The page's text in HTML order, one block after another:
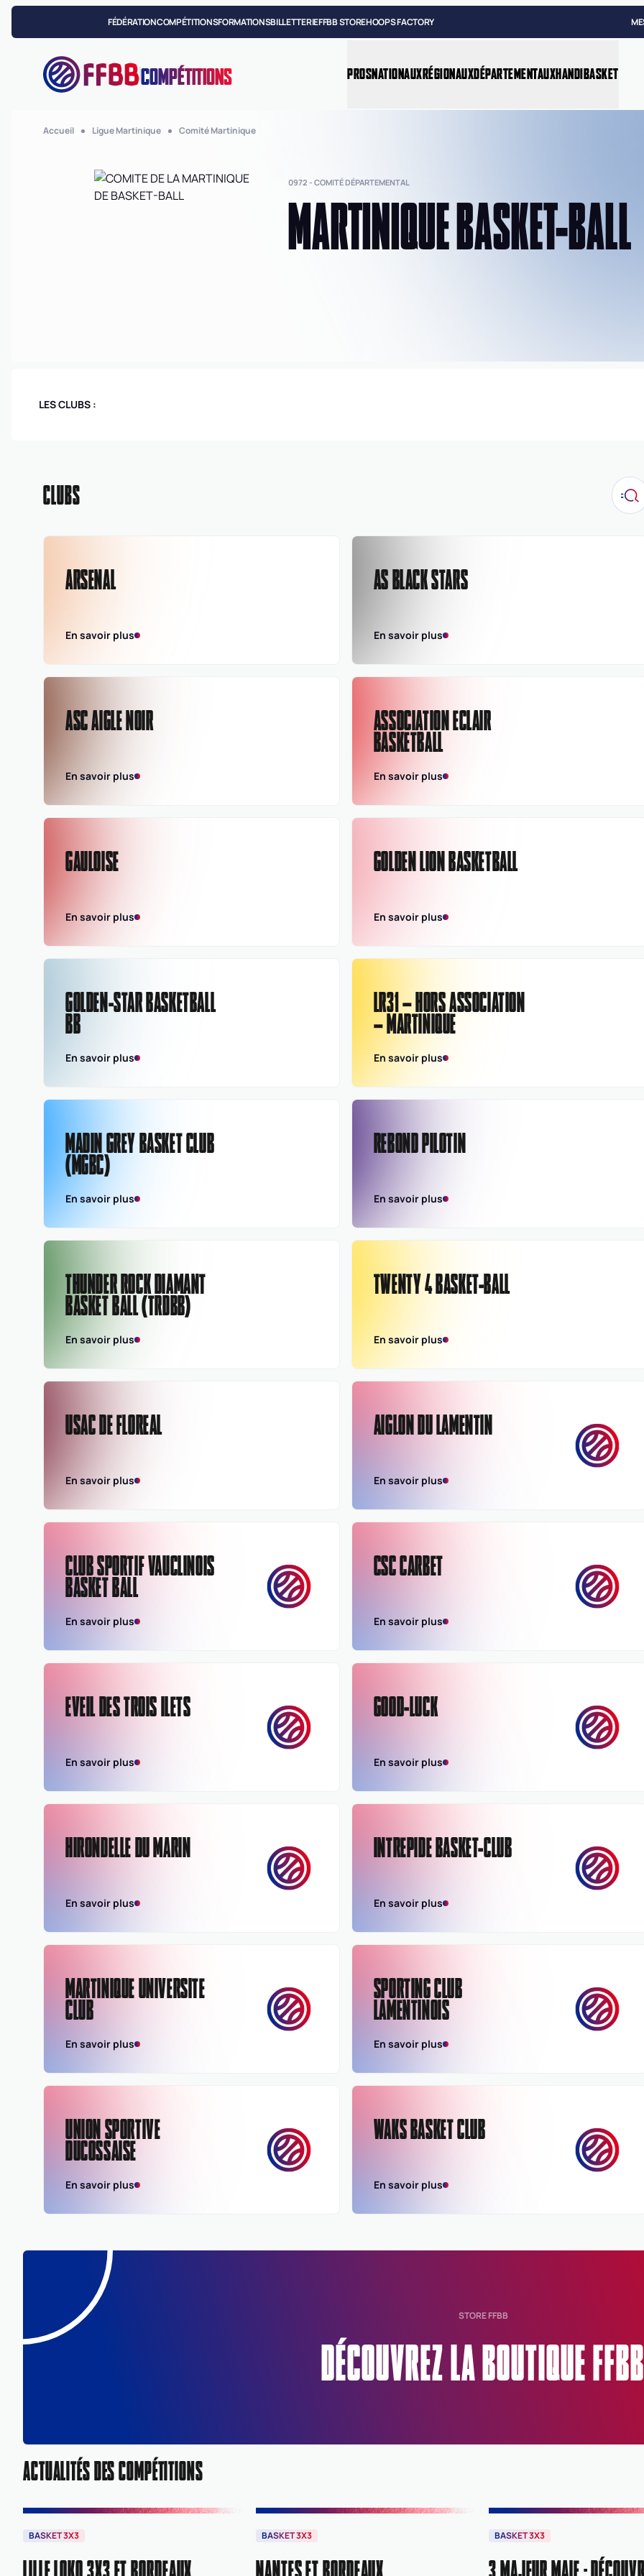
FÉDÉRATIONCOMPÉTITIONSFORMATIONSBILLETTERIEFFBB STOREHOOPS FACTORY
COMPÉTITIONS PROSNATIONAUXRÉGIONAUXDÉPARTEMENTAUXHANDIBASKET
Accueil Ligue Martinique Comité Martinique
0972 - COMITÉ DÉPARTEMENTAL
MARTINIQUE BASKET-BALL
LES CLUBS :
CLUBS
ARSENAL
En savoir plus
AS BLACK STARS
En savoir plus
ASC AIGLE NOIR
En savoir plus
ASSOCIATION ECLAIR
BASKETBALL
En savoir plus
GAULOISE
En savoir plus
GOLDEN LION BASKETBALL
En savoir plus
GOLDEN-STAR BASKETBALL
BB
En savoir plus
LR31 – HORS ASSOCIATION
– MARTINIQUE
En savoir plus
MADIN GREY BASKET CLUB
(MGBC)
En savoir plus
REBOND PILOTIN
En savoir plus
THUNDER ROCK DIAMANT
BASKET BALL (TRDBB)
En savoir plus
TWENTY 4 BASKET-BALL
En savoir plus
USAC DE FLOREAL
En savoir plus
AIGLON DU LAMENTIN
En savoir plus
CLUB SPORTIF VAUCLINOIS
BASKET BALL
En savoir plus
CSC CARBET
En savoir plus
EVEIL DES TROIS ILETS
En savoir plus
GOOD-LUCK
En savoir plus
HIRONDELLE DU MARIN
En savoir plus
INTREPIDE BASKET-CLUB
En savoir plus
MARTINIQUE UNIVERSITE
CLUB
En savoir plus
SPORTING CLUB
LAMENTINOIS
En savoir plus
UNION SPORTIVE
DUCOSSAISE
En savoir plus
WAKS BASKET CLUB
En savoir plus
STORE FFBB
DÉCOUVREZ LA BOUTIQUE FFBB
ACTUALITÉS DES COMPÉTITIONS
BASKET 3X3 BASKET 3X3 BASKET 3X3